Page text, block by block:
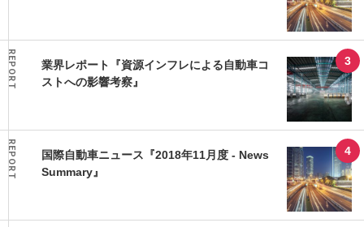
REPORT
業界レポート『資源インフレによる自動車コ
ストへの影響考察』
REPORT
国際自動車ニュース『2018年11月度 - News
Summary』